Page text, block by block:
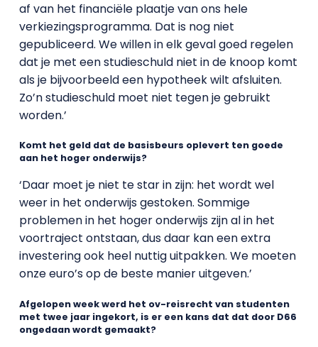
af van het financiële plaatje van ons hele
verkiezingsprogramma. Dat is nog niet
gepubliceerd. We willen in elk geval goed regelen
dat je met een studieschuld niet in de knoop komt
als je bijvoorbeeld een hypotheek wilt afsluiten.
Zo’n studieschuld moet niet tegen je gebruikt
worden.’
Komt het geld dat de basisbeurs oplevert ten goede
aan het hoger onderwijs?
‘Daar moet je niet te star in zijn: het wordt wel
weer in het onderwijs gestoken. Sommige
problemen in het hoger onderwijs zijn al in het
voortraject ontstaan, dus daar kan een extra
investering ook heel nuttig uitpakken. We moeten
onze euro’s op de beste manier uitgeven.’
Afgelopen week werd het ov-reisrecht van studenten
met twee jaar ingekort, is er een kans dat dat door D66
ongedaan wordt gemaakt?